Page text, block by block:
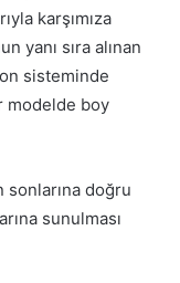
karşımıza
yanı sıra alınan
sisteminde
modelde boy
sonlarına doğru
sunulması